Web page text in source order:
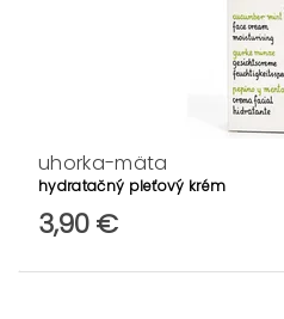
uhorka-mäta
hydratačný pleťový krém
3,90 €